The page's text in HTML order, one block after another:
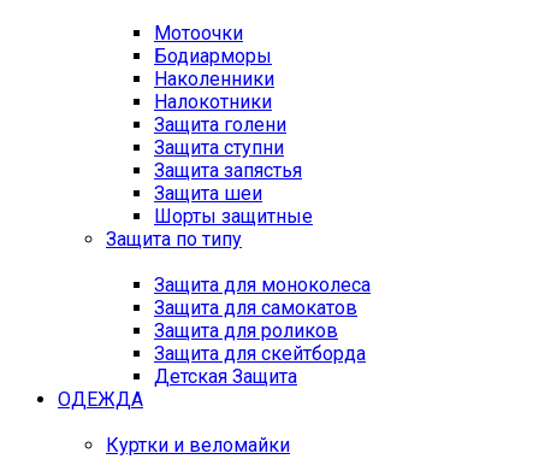
Мотоочки
Бодиарморы
Наколенники
Налокотники
Защита голени
Защита ступни
Защита запястья
Защита шеи
Шорты защитные
Защита по типу
Защита для моноколеса
Защита для самокатов
Защита для роликов
Защита для скейтборда
Детская Защита
ОДЕЖДА
Куртки и веломайки